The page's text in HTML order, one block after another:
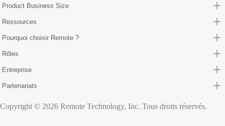
Product Business Size
Ressources
Pourquoi choisir Remote ?
Rôles
Entreprise
Partenariats
Copyright © 2026 Remote Technology, Inc. Tous droits réservés.